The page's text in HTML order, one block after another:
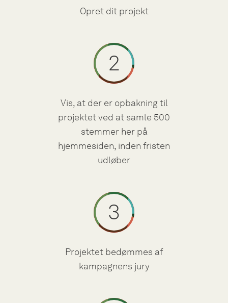
Opret dit projekt
Vis, at der er opbakning til
projektet ved at samle 500
stemmer her på
hjemmesiden, inden fristen
udløber
Projektet bedømmes af
kampagnens jury